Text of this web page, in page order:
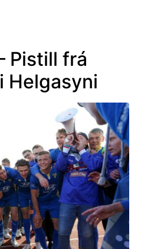
Pistill frá
Helgasyni